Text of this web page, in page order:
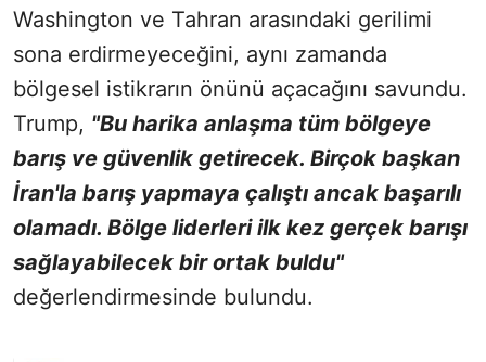
Washington ve Tahran arasındaki gerilimi
sona erdirmeyeceğini, aynı zamanda
bölgesel istikrarın önünü açacağını savundu.
Trump, "Bu harika anlaşma tüm bölgeye
barış ve güvenlik getirecek. Birçok başkan
İran'la barış yapmaya çalıştı ancak başarılı
olamadı. Bölge liderleri ilk kez gerçek barışı
sağlayabilecek bir ortak buldu"
değerlendirmesinde bulundu.